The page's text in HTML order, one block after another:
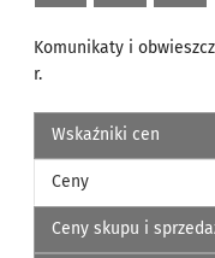
Komunikaty i
r.
Wskaźniki cen
Ceny
Ceny skupu i